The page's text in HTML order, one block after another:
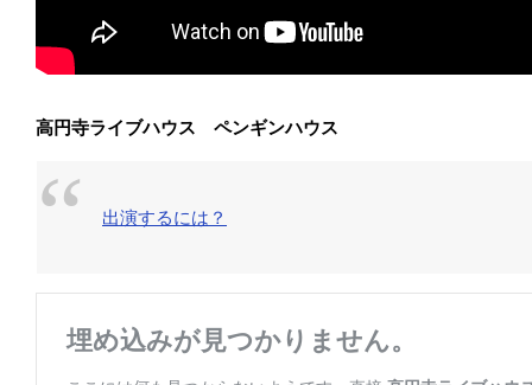
高円寺ライブハウス ペンギンハウス
出演するには？